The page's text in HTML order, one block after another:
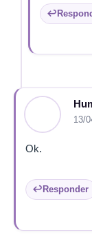
13/
Ok.
Responder